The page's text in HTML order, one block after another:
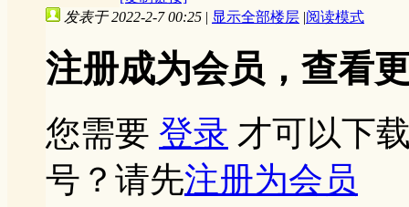
发表于 2022-2-7 00:25 | 显示全部楼层 |阅读模式
注册成为会员，查看
您需要 登录 才可以下
号？请先注册为会员